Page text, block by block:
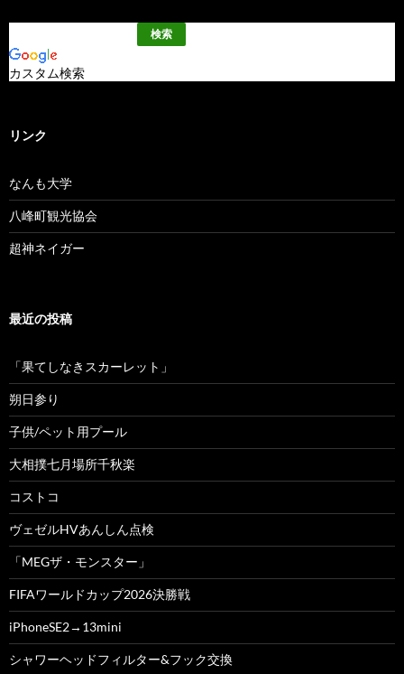
カスタム検索
リンク
なんも大学
八峰町観光協会
超神ネイガー
最近の投稿
「果てしなきスカーレット」
朔日参り
子供/ペット用プール
大相撲七月場所千秋楽
コストコ
ヴェゼルHVあんしん点検
「MEGザ・モンスター」
FIFAワールドカップ2026決勝戦
iPhoneSE2→13mini
シャワーヘッドフィルター&フック交換